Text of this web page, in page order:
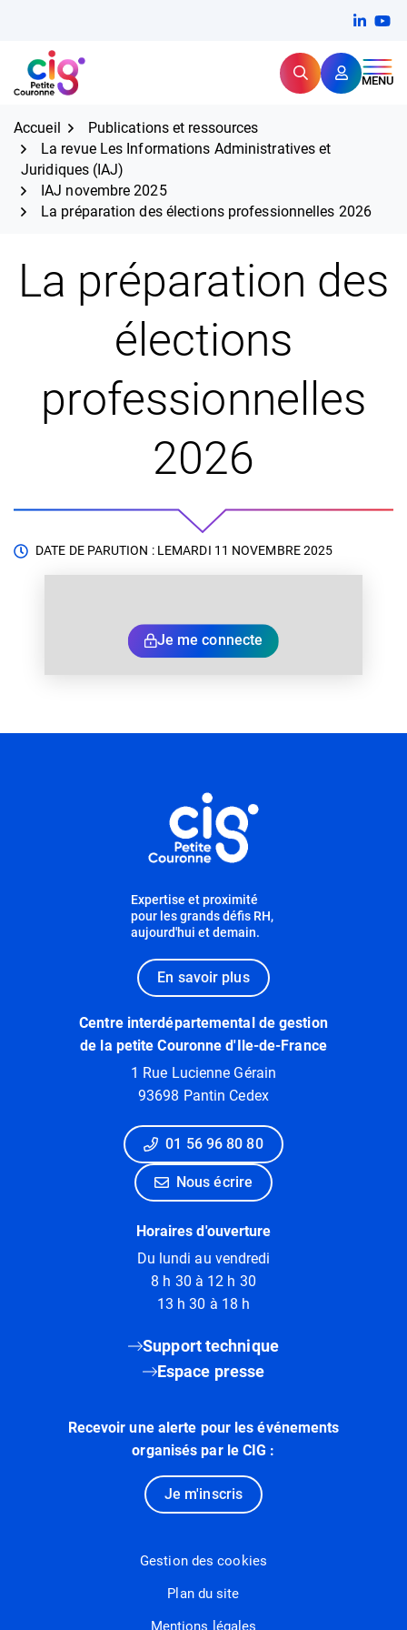
contenu
CIG Petite Couronne RechercherMENU
Expertise et proximité pour
Accueil
Publications et ressources
La revue Les Informations Administratives et
Juridiques (IAJ)
IAJ novembre 2025
La préparation des élections professionnelles 2026
La préparation des
élections
professionnelles
2026
DATE DE PARUTION : LEMARDI 11 NOVEMBRE 2025
Je me connecte
Expertise et proximité
pour les grands défis RH,
aujourd'hui et demain.
En savoir plus
Centre interdépartemental de gestion
de la petite Couronne d'Ile-de-France
1 Rue Lucienne Gérain
93698 Pantin Cedex
01 56 96 80 80
Nous écrire
Horaires d'ouverture
Du lundi au vendredi
8 h 30 à 12 h 30
13 h 30 à 18 h
Support technique
Espace presse
Recevoir une alerte pour les événements
organisés par le CIG :
Je m'inscris
Gestion des cookies
Plan du site
Mentions légales